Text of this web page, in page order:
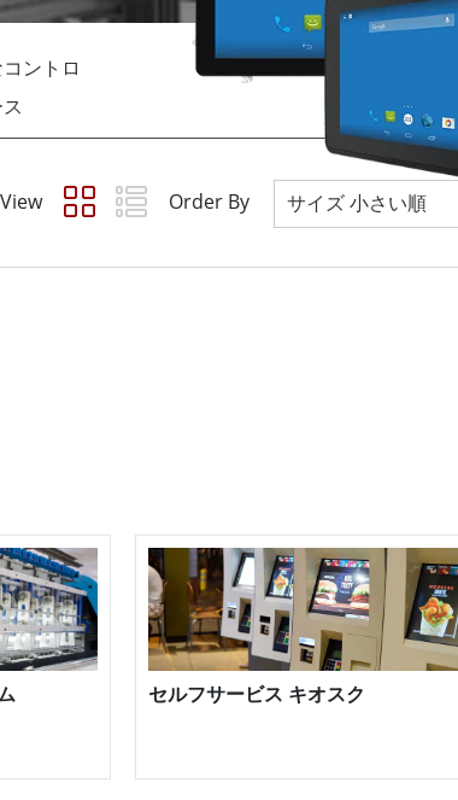
ータ
ルPC
ピューティング
ステンレス鋼グレード
ステンレスパネルPC
ントロ
ムと対話
ネルPC
モニ
ソリュ
で耐久
スクを
ット、
ムとシ
PCから、
いやす
リエーシ
インチデ
Order By
View
セルフサービス キオスク